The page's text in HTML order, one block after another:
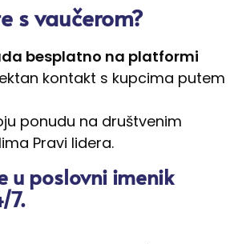
s vaučerom?
besplatno na platformi
kontakt s kupcima putem
ponudu na društvenim
Pravi lidera.
u poslovni imenik
7.